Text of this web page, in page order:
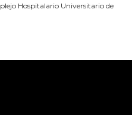
Hospitalario Universitario de